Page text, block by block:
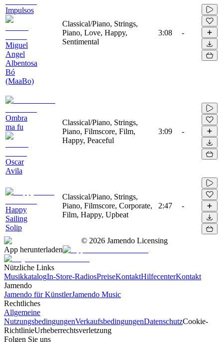
Impulsos
Miguel
Angel
Albentosa
Bó
(MaaBo)
Classical/Piano, Strings,
Piano, Love, Happy,
Sentimental
3:08 -
Ombra
ma fu
Oscar
Avila
Classical/Piano, Strings,
Piano, Filmscore, Film,
Happy, Peaceful
3:09 -
Happy
Sailing
Solip
Classical/Piano, Strings,
Piano, Filmscore, Corporate,
Film, Happy, Upbeat
2:47 -
© 2026 Jamendo Licensing
App herunterladen
Nützliche Links
MusikkatalogIn-Store-RadiosPreiseKontaktHilfecenterKontakt
Jamendo
Jamendo für KünstlerJamendo Music
Rechtliches
Allgemeine
NutzungsbedingungenVerkaufsbedingungenDatenschutzCookie-
RichtlinieUrheberrechtsverletzung
Folgen Sie uns